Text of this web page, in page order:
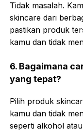
Tidak masalah.
skincare dari
pastikan produk
kamu dan tidak
6. Bagaimana
yang tepat?
Pilih produk
kamu dan tidak
seperti alkohol